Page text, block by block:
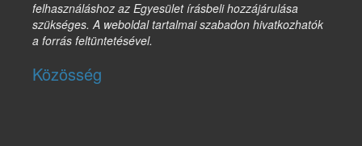
felhasználáshoz az Egyesület írásbeli hozzájárulása
szükséges. A weboldal tartalmai szabadon hivatkozhatók
a forrás feltüntetésével.
Közösség